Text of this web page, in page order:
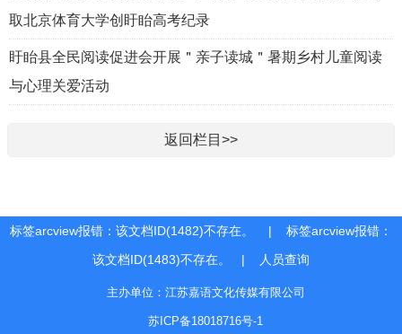
取北京体育大学创盱眙高考纪录
盱眙县全民阅读促进会开展＂亲子读城＂暑期乡村儿童阅读
与心理关爱活动
返回栏目>>
标签arcview报错：该文档ID(1482)不存在。 | 标签arcview报错：
该文档ID(1483)不存在。 |
人员查询
主办单位：江苏嘉语文化传媒有限公司
苏ICP备18018716号-1